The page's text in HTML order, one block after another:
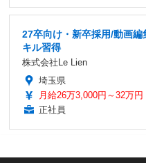
27卒向け・新卒採用/動画
キル習得
株式会社Le Lien
埼玉県
月給26万3,000円～32万円
正社員